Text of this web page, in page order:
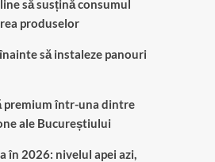
să susțină consumul
produselor
să instaleze panouri
premium într-una dintre
ale Bucureștiului
în 2026: nivelul apei azi,